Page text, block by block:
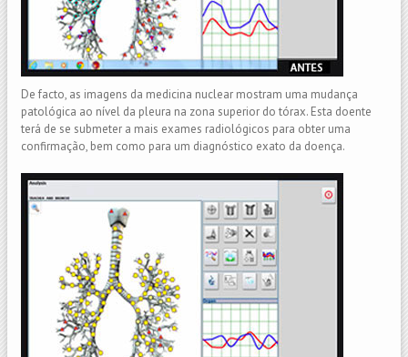
De facto, as imagens da medicina nuclear mostram uma mudança
patológica ao nível da pleura na zona superior do tórax. Esta doente
terá de se submeter a mais exames radiológicos para obter uma
confirmação, bem como para um diagnóstico exato da doença.